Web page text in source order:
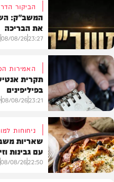
המשב"ק
הביקור
המשב"ק:
את הבריכה
23:27
08/08/26
חדשות
האמירות
תקרית
בפיליפינים
23:21
08/08/26
ניחוחות
שאריות
עם גבינות
22:50
08/08/26